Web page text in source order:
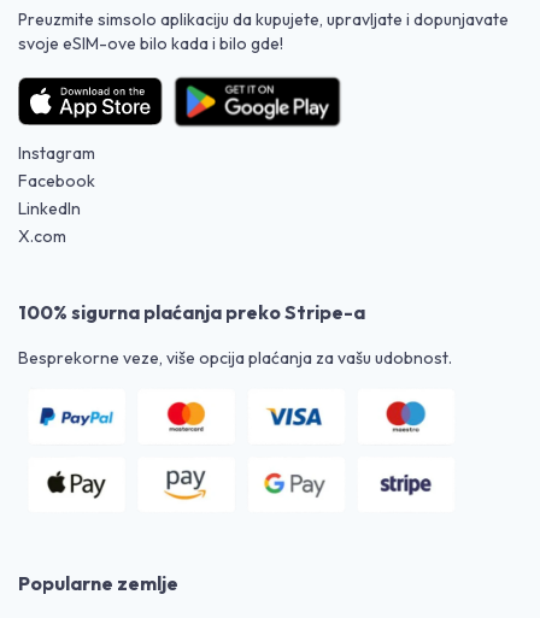
Preuzmite simsolo aplikaciju da kupujete, upravljate i dopunjavate
svoje eSIM-ove bilo kada i bilo gde!
Instagram
Facebook
LinkedIn
X.com
100% sigurna plaćanja preko Stripe-a
Besprekorne veze, više opcija plaćanja za vašu udobnost.
Popularne zemlje